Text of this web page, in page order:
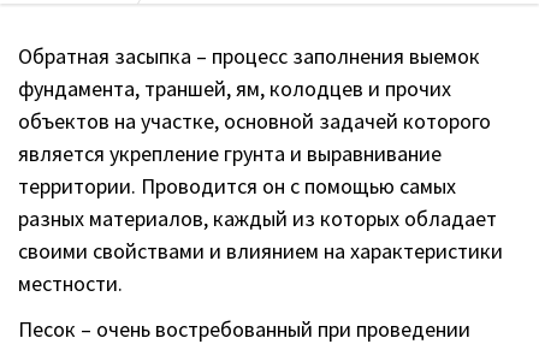
Обратная засыпка – процесс заполнения выемок
фундамента, траншей, ям, колодцев и прочих
объектов на участке, основной задачей которого
является укрепление грунта и выравнивание
территории. Проводится он с помощью самых
разных материалов, каждый из которых обладает
своими свойствами и влиянием на характеристики
местности.
Песок – очень востребованный при проведении